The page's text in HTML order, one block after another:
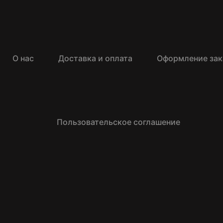
О нас Доставка и оплата Оформление
Пользовательское соглашение